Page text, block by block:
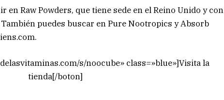
en Raw Powders, que tiene sede en el Reino Unido y con
También puedes buscar en Pure Nootropics y Absorb
s/noocube» class=»blue»]Visita la
tienda[/boton]